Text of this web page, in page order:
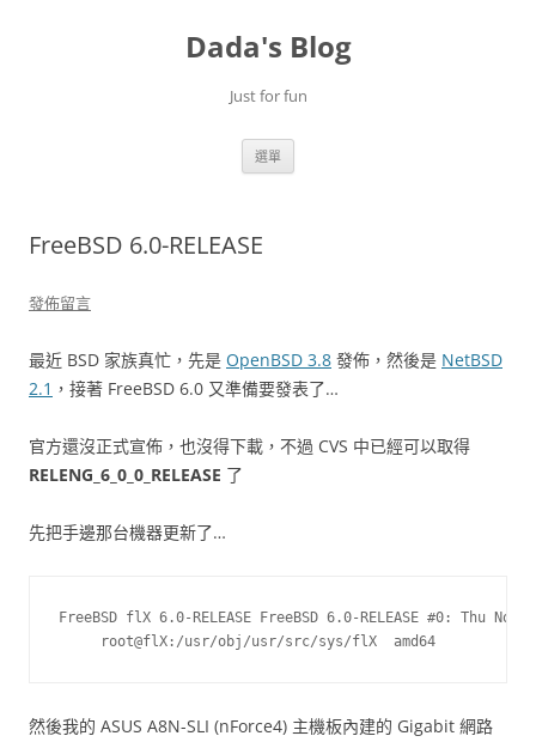
Dada's Blog
Just for fun
選單
FreeBSD 6.0-RELEASE
發佈留言
最近 BSD 家族真忙，先是 OpenBSD 3.8 發佈，然後是 NetBSD
2.1 ，接著 FreeBSD 6.0 又準備要發表了…
官方還沒正式宣佈，也沒得下載，不過 CVS 中已經可以取得
RELENG_6_0_0_RELEASE 了
先把手邊那台機器更新了…
FreeBSD flX 6.0-RELEASE FreeBSD 6.0-RELEASE #0: Thu
     root@flX:/usr/obj/usr/src/sys/flX  amd64
然後我的 ASUS A8N-SLI (nForce4) 主機板內建的 Gigabit 網路